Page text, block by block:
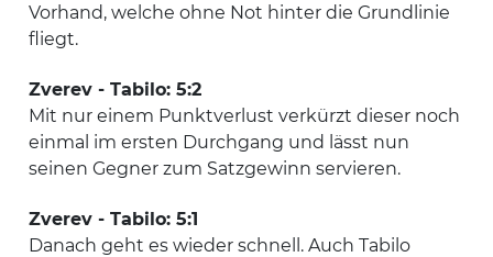
Vorhand, welche ohne Not hinter die Grundlinie
fliegt.
Zverev - Tabilo: 5:2
Mit nur einem Punktverlust verkürzt dieser noch
einmal im ersten Durchgang und lässt nun
seinen Gegner zum Satzgewinn servieren.
Zverev - Tabilo: 5:1
Danach geht es wieder schnell. Auch Tabilo